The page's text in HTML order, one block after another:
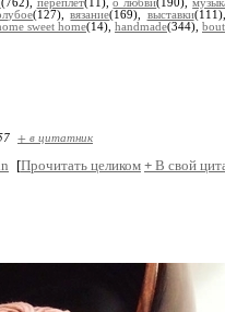
(762), переплёт(11),о любви(190),
(127),вязание(169), выставки(111),
sweet home(14), handmade(344),
+ в цитатник
[Прочитать целиком + В свой